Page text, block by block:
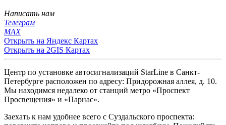
Написать нам
Телеграм
MAX
Открыть на Яндекс Картах
Открыть на 2GIS Картах
Центр по установке автосигнализаций StarLine в Санкт-
Петербурге расположен по адресу: Придорожная аллея, д. 10.
Мы находимся недалеко от станций метро «Проспект
Просвещения» и «Парнас».
Заехать к нам удобнее всего с Суздальского проспекта: